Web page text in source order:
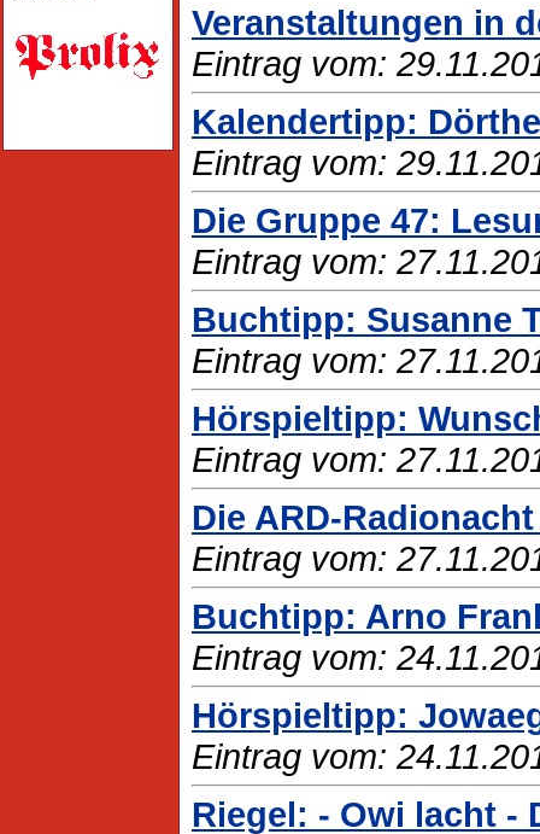
Veranstaltungen in
Eintrag vom:
Kalendertipp:
Eintrag vom:
Die Gruppe 47:
Eintrag vom:
Buchtipp: Susanne
Eintrag vom:
Hörspieltipp:
Eintrag vom:
Die ARD-
Eintrag vom:
Buchtipp: Arno
Eintrag vom:
Hörspieltipp:
Eintrag vom:
Riegel: - Owi lacht -